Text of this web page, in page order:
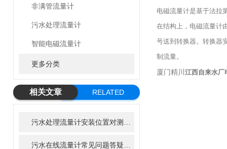
非满管流量计
污水处理流量计
智能电磁流量计
更多分类
相关文章
RELATED
电磁流量计是基于法拉
在结构上，电磁流量计
号送到转换器。转换器
制流量。
厦门精川 江西自来水厂